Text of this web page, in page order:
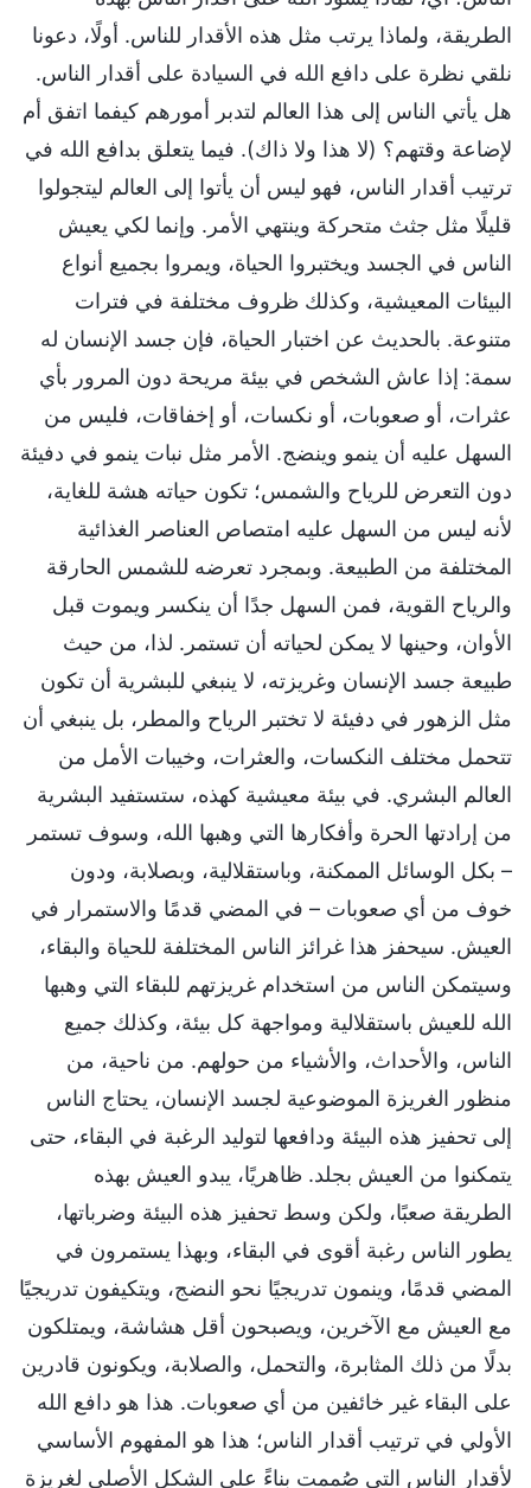
الطريقة، ولماذا يرتب مثل هذه الأقدار للناس. أولًا، دعونا
نلقي نظرة على دافع الله في السيادة على أقدار الناس.
هل يأتي الناس إلى هذا العالم لتدبر أمورهم كيفما اتفق أم
لإضاعة وقتهم؟ (لا هذا ولا ذاك). فيما يتعلق بدافع الله في
ترتيب أقدار الناس، فهو ليس أن يأتوا إلى العالم ليتجولوا
قليلًا مثل جثث متحركة وينتهي الأمر. وإنما لكي يعيش
الناس في الجسد ويختبروا الحياة، ويمروا بجميع أنواع
البيئات المعيشية، وكذلك ظروف مختلفة في فترات
متنوعة. بالحديث عن اختبار الحياة، فإن جسد الإنسان له
سمة: إذا عاش الشخص في بيئة مريحة دون المرور بأي
عثرات، أو صعوبات، أو نكسات، أو إخفاقات، فليس من
السهل عليه أن ينمو وينضج. الأمر مثل نبات ينمو في دفيئة
دون التعرض للرياح والشمس؛ تكون حياته هشة للغاية،
لأنه ليس من السهل عليه امتصاص العناصر الغذائية
المختلفة من الطبيعة. وبمجرد تعرضه للشمس الحارقة
والرياح القوية، فمن السهل جدًا أن ينكسر ويموت قبل
الأوان، وحينها لا يمكن لحياته أن تستمر. لذا، من حيث
طبيعة جسد الإنسان وغريزته، لا ينبغي للبشرية أن تكون
مثل الزهور في دفيئة لا تختبر الرياح والمطر، بل ينبغي أن
تتحمل مختلف النكسات، والعثرات، وخيبات الأمل من
العالم البشري. في بيئة معيشية كهذه، ستستفيد البشرية
من إرادتها الحرة وأفكارها التي وهبها الله، وسوف تستمر
– بكل الوسائل الممكنة، وباستقلالية، وبصلابة، ودون
خوف من أي صعوبات – في المضي قدمًا والاستمرار في
العيش. سيحفز هذا غرائز الناس المختلفة للحياة والبقاء،
وسيتمكن الناس من استخدام غريزتهم للبقاء التي وهبها
الله للعيش باستقلالية ومواجهة كل بيئة، وكذلك جميع
الناس، والأحداث، والأشياء من حولهم. من ناحية، من
منظور الغريزة الموضوعية لجسد الإنسان، يحتاج الناس
إلى تحفيز هذه البيئة ودافعها لتوليد الرغبة في البقاء، حتى
يتمكنوا من العيش بجلد. ظاهريًا، يبدو العيش بهذه
الطريقة صعبًا، ولكن وسط تحفيز هذه البيئة وضرباتها،
يطور الناس رغبة أقوى في البقاء، وبهذا يستمرون في
المضي قدمًا، وينمون تدريجيًا نحو النضج، ويتكيفون تدريجيًا
مع العيش مع الآخرين، ويصبحون أقل هشاشة، ويمتلكون
بدلًا من ذلك المثابرة، والتحمل، والصلابة، ويكونون قادرين
على البقاء غير خائفين من أي صعوبات. هذا هو دافع الله
الأولي في ترتيب أقدار الناس؛ هذا هو المفهوم الأساسي
لأقدار الناس التي صُممت بناءً على الشكل الأصلي لغريزة